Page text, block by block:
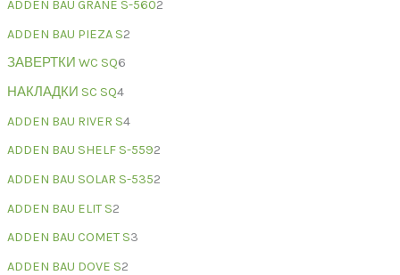
ADDEN BAU GRANE S-5602
ADDEN BAU PIEZA S2
ЗАВЕРТКИ WC SQ6
НАКЛАДКИ SC SQ4
ADDEN BAU RIVER S4
ADDEN BAU SHELF S-5592
ADDEN BAU SOLAR S-5352
ADDEN BAU ELIT S2
ADDEN BAU COMET S3
ADDEN BAU DOVE S2